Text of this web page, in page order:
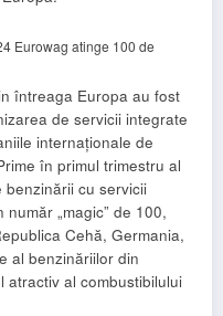
întreaga Europa au fost
de servicii integrate
internaționale de
în primul trimestru al
cu servicii
„magic” de 100,
Cehă, Germania,
al benzinăriilor din
atractiv al combustibilului